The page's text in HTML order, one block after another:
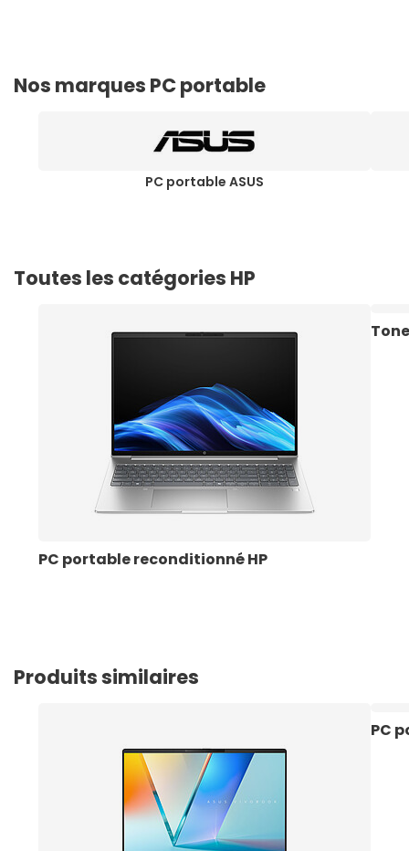
Nos marques PC portable
PC portable ASUS
Toutes les catégories HP
PC portable reconditionné HP
Produits similaires
PC